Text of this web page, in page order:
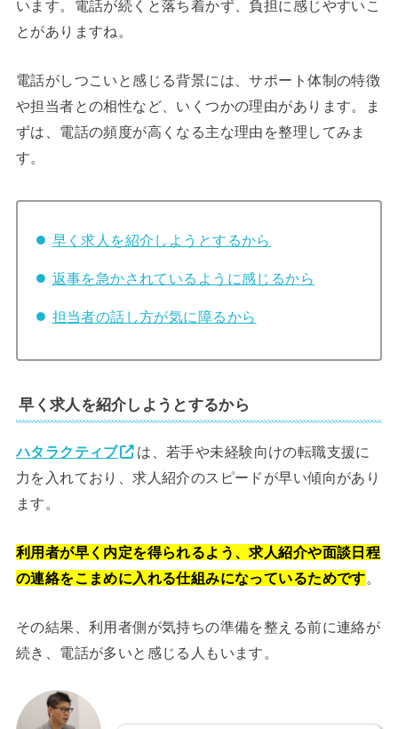
います。電話が続くと落ち着かず、負担に感じやすいこ
とがありますね。
電話がしつこいと感じる背景には、サポート体制の特徴
や担当者との相性など、いくつかの理由があります。ま
ずは、電話の頻度が高くなる主な理由を整理してみま
す。
早く求人を紹介しようとするから
返事を急かされているように感じるから
担当者の話し方が気に障るから
早く求人を紹介しようとするから
ハタラクティブ
は、若手や未経験向けの転職支援に
力を入れており、求人紹介のスピードが早い傾向があり
ます。
利用者が早く内定を得られるよう、求人紹介や面談日程
の連絡をこまめに入れる仕組みになっているためです。
その結果、利用者側が気持ちの準備を整える前に連絡が
続き、電話が多いと感じる人もいます。